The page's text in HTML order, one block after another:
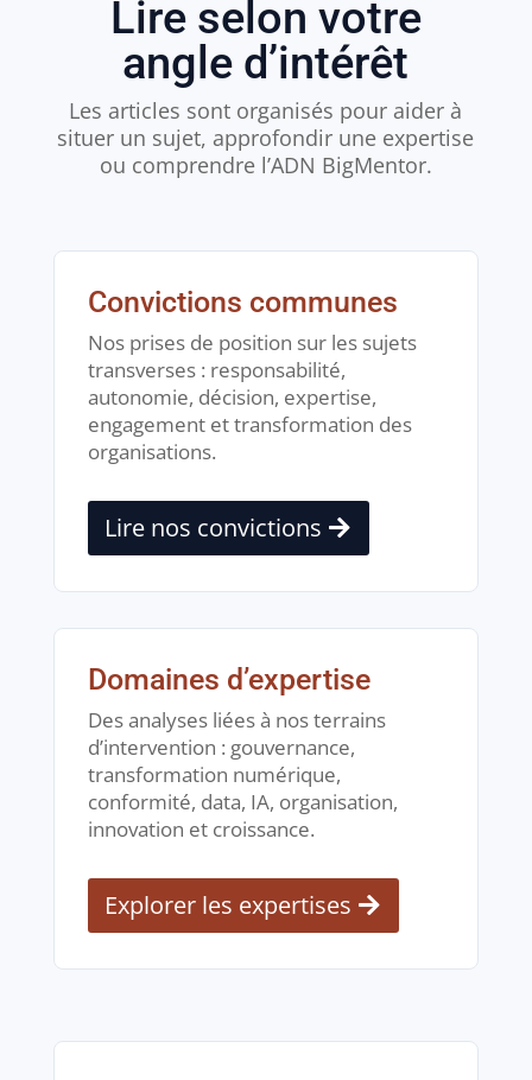
Lire selon votre
angle d’intérêt
Les articles sont organisés pour aider à
situer un sujet, approfondir une expertise
ou comprendre l’ADN BigMentor.
Convictions communes
Nos prises de position sur les sujets
transverses : responsabilité,
autonomie, décision, expertise,
engagement et transformation des
organisations.
Lire nos convictions
Domaines d’expertise
Des analyses liées à nos terrains
d’intervention : gouvernance,
transformation numérique,
conformité, data, IA, organisation,
innovation et croissance.
Explorer les expertises